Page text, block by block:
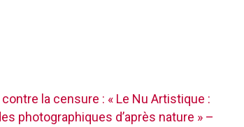
contre la censure : « Le Nu Artistique :
photographiques d’après nature » –